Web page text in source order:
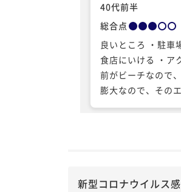
40代前半
総合点
良いところ ・駐車
食店にいける ・ア
前がビーチなので
膨大なので、その
宿泊代もあそこのエ
もいつ宿泊するか
新型コロナウイルス